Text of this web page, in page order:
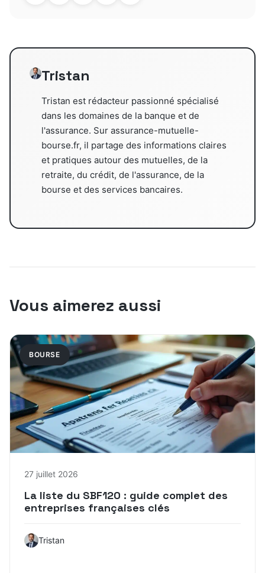
Tristan
Tristan est rédacteur passionné spécialisé
dans les domaines de la banque et de
l'assurance. Sur assurance-mutuelle-
bourse.fr, il partage des informations claires
et pratiques autour des mutuelles, de la
retraite, du crédit, de l'assurance, de la
bourse et des services bancaires.
Vous aimerez aussi
BOURSE
27 juillet 2026
La liste du SBF120 : guide complet des
entreprises françaises clés
Tristan